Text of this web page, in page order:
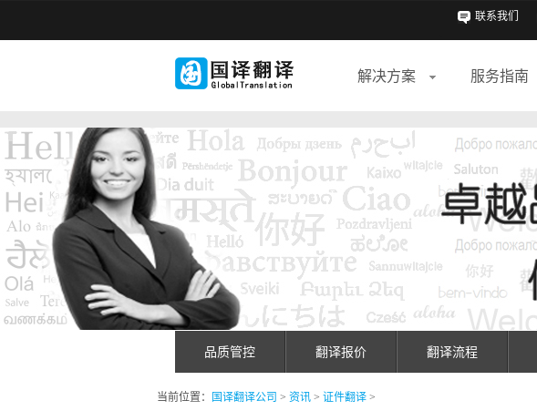
联系我们
解决方案 服务指南
品质管控 翻译报价 翻译流程
当前位置： 国译翻译公司 > 资讯 > 证件翻译 >